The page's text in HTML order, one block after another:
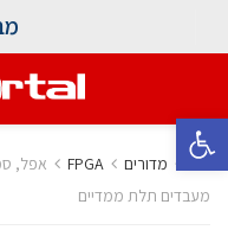
פתח סרגל נגישות
בית מדורים ‫‪FPGA‬‬
אפל,
מעבדים תלת ממדיים